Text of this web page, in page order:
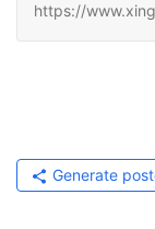
https://
Generate